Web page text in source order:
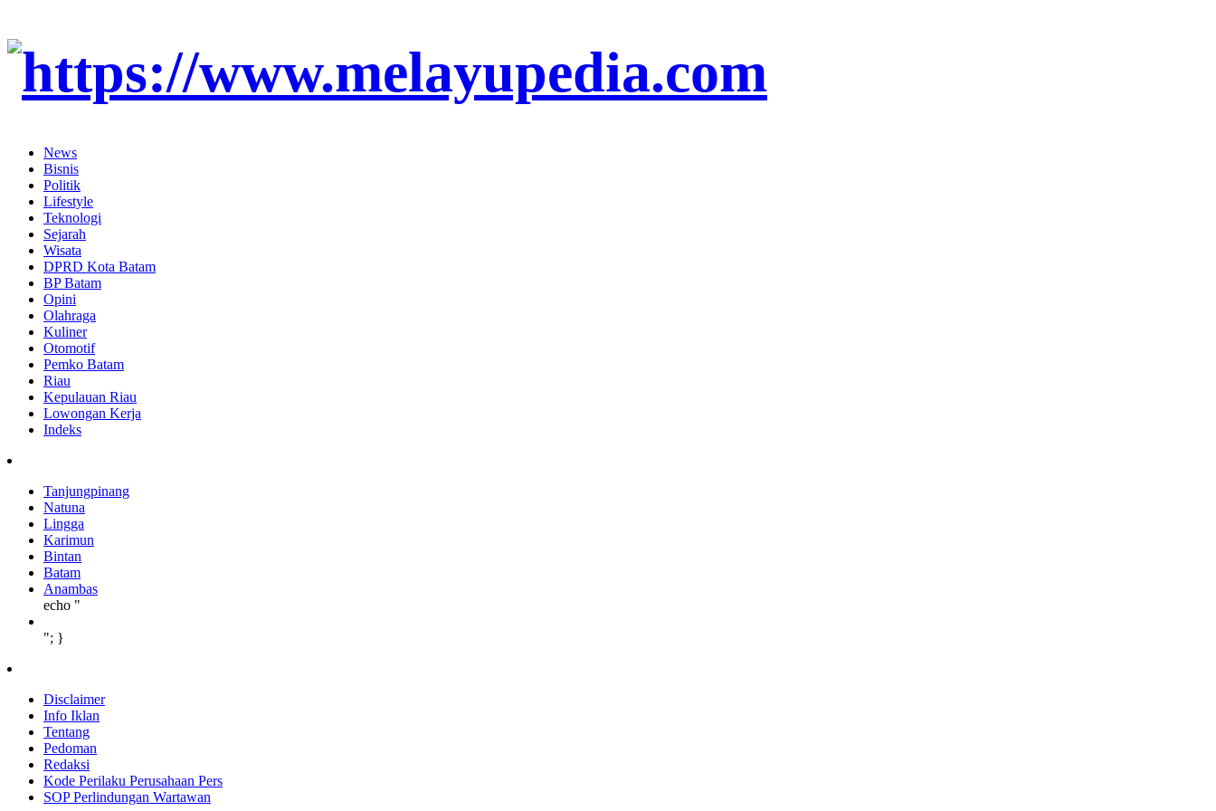
News
Bisnis
Politik
Lifestyle
Teknologi
Sejarah
Wisata
DPRD Kota Batam
BP Batam
Opini
Olahraga
Kuliner
Otomotif
Pemko Batam
Riau
Kepulauan Riau
Lowongan Kerja
Indeks
Tanjungpinang
Natuna
Lingga
Karimun
Bintan
Batam
Anambas
echo "
"; }
Disclaimer
Info Iklan
Tentang
Pedoman
Redaksi
Kode Perilaku Perusahaan Pers
SOP Perlindungan Wartawan